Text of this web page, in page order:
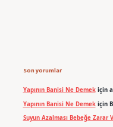
Son yorumlar
Yapının Banisi Ne Demekiçin
Yapının Banisi Ne Demekiçin
Suyun Azalması Bebeğe Zarar